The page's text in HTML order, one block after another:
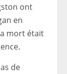
ont
en
mort était
de